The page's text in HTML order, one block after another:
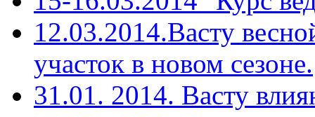
12.03.2014.Васту
участок в новом сезоне.
31.01. 2014. Васту